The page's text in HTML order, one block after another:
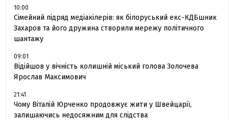
10:00
Сімейний підряд медіакілерів: як білоруський екс-КДБшник
Захаров та його дружина створили мережу політичного
шантажу
09:01
Відійшов у вічність колишній міський голова Золочева
Ярослав Максимович
21:41
Чому Віталій Юрченко продовжує жити у Швейцарії,
залишаючись недосяжним для слідства